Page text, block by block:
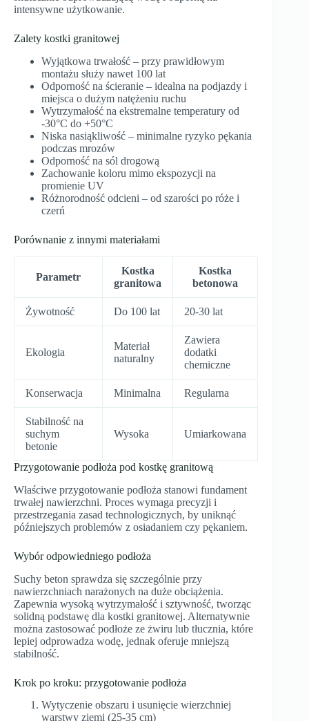
intensywne użytkowanie.
Zalety kostki granitowej
Wyjątkowa trwałość – przy prawidłowym
montażu służy nawet 100 lat
Odporność na ścieranie – idealna na podjazdy i
miejsca o dużym natężeniu ruchu
Wytrzymałość na ekstremalne temperatury od
-30°C do +50°C
Niska nasiąkliwość – minimalne ryzyko pękania
podczas mrozów
Odporność na sól drogową
Zachowanie koloru mimo ekspozycji na
promienie UV
Różnorodność odcieni – od szarości po róże i
czerń
Porównanie z innymi materiałami
Parametr
Kostka
granitowa
Kostka
betonowa
Żywotność Do 100 lat 20-30 lat
Ekologia
Materiał
naturalny
Zawiera
dodatki
chemiczne
Konserwacja Minimalna Regularna
Stabilność na
suchym
betonie
Wysoka Umiarkowana
Przygotowanie podłoża pod kostkę granitową
Właściwe przygotowanie podłoża stanowi fundament
trwałej nawierzchni. Proces wymaga precyzji i
przestrzegania zasad technologicznych, by uniknąć
późniejszych problemów z osiadaniem czy pękaniem.
Wybór odpowiedniego podłoża
Suchy beton sprawdza się szczególnie przy
nawierzchniach narażonych na duże obciążenia.
Zapewnia wysoką wytrzymałość i sztywność, tworząc
solidną podstawę dla kostki granitowej. Alternatywnie
można zastosować podłoże ze żwiru lub tłucznia, które
lepiej odprowadza wodę, jednak oferuje mniejszą
stabilność.
Krok po kroku: przygotowanie podłoża
Wytyczenie obszaru i usunięcie wierzchniej
warstwy ziemi (25-35 cm)